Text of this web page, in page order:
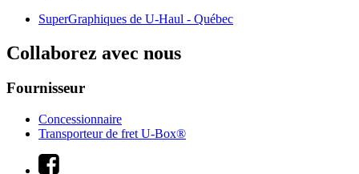
SuperGraphiques de U-Haul - Québec
Collaborez avec nous
Fournisseur
Concessionnaire
Transporteur de fret U-Box®